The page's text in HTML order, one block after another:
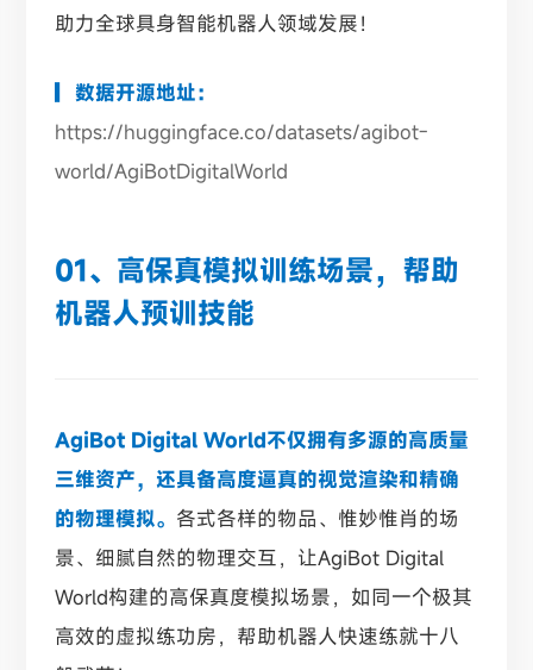
助力全球具身智能机器人领域发展！
▎数据开源地址：
https://huggingface.co/datasets/agibot-
world/AgiBotDigitalWorld
01、高保真模拟训练场景，帮助
机器人预训技能
AgiBot Digital World不仅拥有多源的高质量
三维资产，还具备高度逼真的视觉渲染和精确
的物理模拟。 各式各样的物品、惟妙惟肖的场
景、细腻自然的物理交互，让AgiBot Digital
World构建的高保真度模拟场景，如同一个极其
高效的虚拟练功房，帮助机器人快速练就十八